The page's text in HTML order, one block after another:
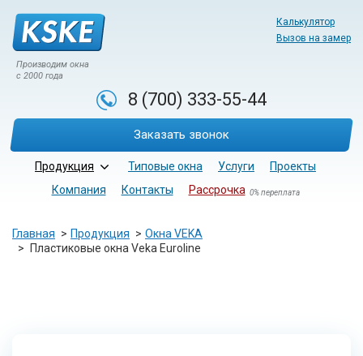
Производим окна
с 2000 года
Калькулятор
Вызов на замер
8 (700) 333-55-44
Заказать звонок
Продукция Типовые окна Услуги
Проекты
Компания
Контакты Рассрочка 0% переплата
Главная Продукция
Окна VEKA
Пластиковые окна Veka Euroline